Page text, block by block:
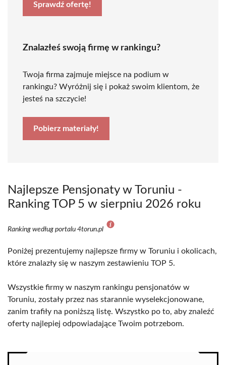
Sprawdź ofertę!
Znalazłeś swoją firmę w rankingu?
Twoja firma zajmuje miejsce na podium w
rankingu? Wyróżnij się i pokaż swoim klientom, że
jesteś na szczycie!
Pobierz materiały!
Najlepsze Pensjonaty w Toruniu -
Ranking TOP 5 w sierpniu 2026 roku
Ranking według portalu 4torun.pl
Poniżej prezentujemy najlepsze firmy w Toruniu i okolicach,
które znalazły się w naszym zestawieniu TOP 5.
Wszystkie firmy w naszym rankingu pensjonatów w
Toruniu, zostały przez nas starannie wyselekcjonowane,
zanim trafiły na poniższą listę. Wszystko po to, aby znaleźć
oferty najlepiej odpowiadające Twoim potrzebom.